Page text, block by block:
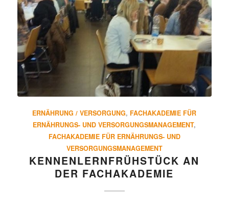
ERNÄHRUNG / VERSORGUNG, FACHAKADEMIE FÜR
ERNÄHRUNGS- UND VERSORGUNGSMANAGEMENT,
FACHAKADEMIE FÜR ERNÄHRUNGS- UND
VERSORGUNGSMANAGEMENT
KENNEN­LERN­FRÜH­STÜCK AN
DER FACHAKADEMIE